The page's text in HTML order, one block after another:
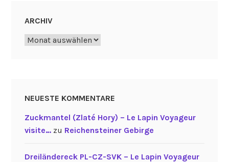
ARCHIV
Archiv
NEUESTE KOMMENTARE
Zuckmantel (Zlaté Hory) – Le Lapin Voyageur
visite…zu Reichensteiner Gebirge
Dreiländereck PL-CZ-SVK – Le Lapin Voyageur